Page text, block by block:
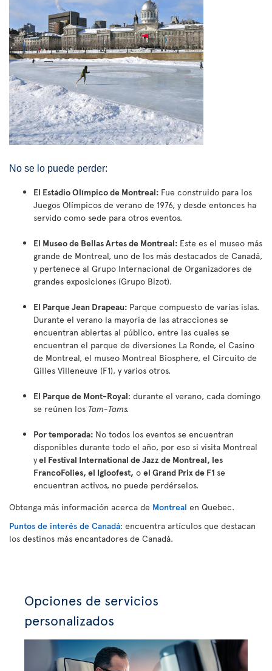
No se lo puede perder:
El Estádio Olímpico de Montreal: Fue construido para los
Juegos Olímpicos de verano de 1976, y desde entonces ha
servido como sede para otros eventos.
El Museo de Bellas Artes de Montreal: Este es el museo más
grande de Montreal, uno de los más destacados de Canadá,
y pertenece al Grupo Internacional de Organizadores de
grandes exposiciones (Grupo Bizot).
El Parque Jean Drapeau: Parque compuesto de varias islas.
Durante el verano la mayoría de las atracciones se
encuentran abiertas al público, entre las cuales se
encuentran el parque de diversiones La Ronde, el Casino
de Montreal, el museo Montreal Biosphere, el Circuito de
Gilles Villeneuve (F1), y varios otros.
El Parque de Mont-Royal: durante el verano, cada domingo
se reúnen los Tam-Tams.
Por temporada: No todos los eventos se encuentran
disponibles durante todo el año, por eso si visita Montreal
yel Festival International de Jazz de Montreal, les
FrancoFolies, el Igloofest, o el Grand Prix de F1 se
encuentran activos, no puede perdérselos.
Obtenga más información acerca de Montreal en Quebec.
Puntos de interés de Canadá: encuentra artículos que destacan
los destinos más encantadores de Canadá.
Opciones de servicios
personalizados